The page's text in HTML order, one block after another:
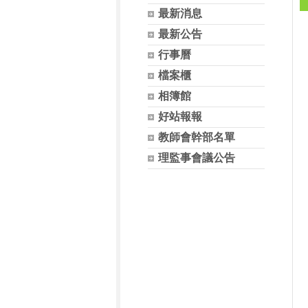
最新消息
最新公告
行事曆
檔案櫃
相簿館
好站報報
教師會幹部名單
理監事會議公告